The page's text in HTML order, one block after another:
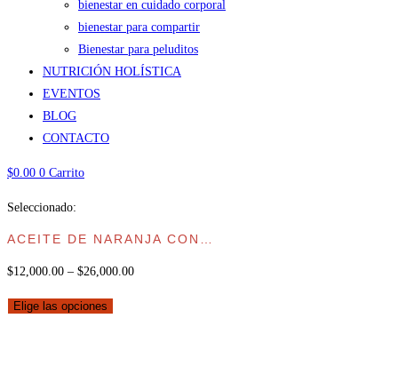
bienestar en cuidado corporal
bienestar para compartir
Bienestar para peluditos
NUTRICIÓN HOLÍSTICA
EVENTOS
BLOG
CONTACTO
$0.00 0 Carrito
Seleccionado:
ACEITE DE NARANJA CON…
$12,000.00 – $26,000.00
Elige las opciones